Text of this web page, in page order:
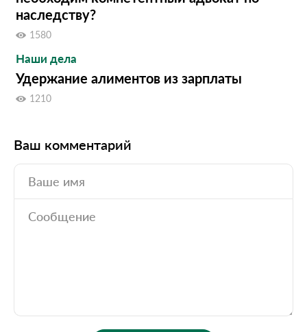
наследству?
1580
Наши дела
Удержание алиментов из зарплаты
1210
Ваш комментарий